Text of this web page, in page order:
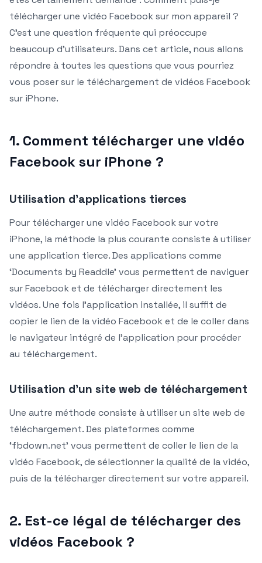
télécharger une vidéo Facebook sur mon appareil ?
C’est une question fréquente qui préoccupe
beaucoup d’utilisateurs. Dans cet article, nous allons
répondre à toutes les questions que vous pourriez
vous poser sur le téléchargement de vidéos Facebook
sur iPhone.
1. Comment télécharger une vidéo
Facebook sur iPhone ?
Utilisation d’applications tierces
Pour télécharger une vidéo Facebook sur votre
iPhone, la méthode la plus courante consiste à utiliser
une application tierce. Des applications comme
‘Documents by Readdle’ vous permettent de naviguer
sur Facebook et de télécharger directement les
vidéos. Une fois l’application installée, il suffit de
copier le lien de la vidéo Facebook et de le coller dans
le navigateur intégré de l’application pour procéder
au téléchargement.
Utilisation d’un site web de téléchargement
Une autre méthode consiste à utiliser un site web de
téléchargement. Des plateformes comme
‘fbdown.net’ vous permettent de coller le lien de la
vidéo Facebook, de sélectionner la qualité de la vidéo,
puis de la télécharger directement sur votre appareil.
2. Est-ce légal de télécharger des
vidéos Facebook ?